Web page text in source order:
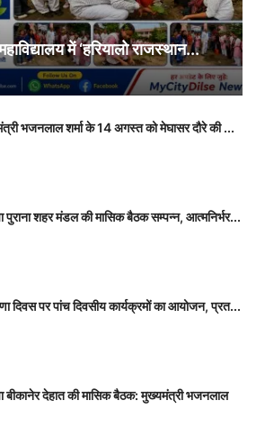
में ‘हरियालो राजस्थान...
भजनलाल शर्मा के 14 अगस्त को मेघासर दौरे की ...
पुराना शहर मंडल की मासिक बैठक सम्पन्न, आत्मनिर्भर...
दिवस पर पांच दिवसीय कार्यक्रमों का आयोजन, प्रत...
बीकानेर देहात की मासिक बैठक: मुख्यमंत्री भजनलाल